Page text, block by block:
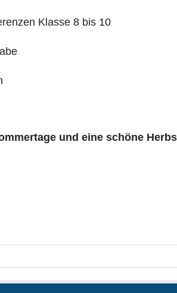
Klasse 8 bis 10
und eine schöne